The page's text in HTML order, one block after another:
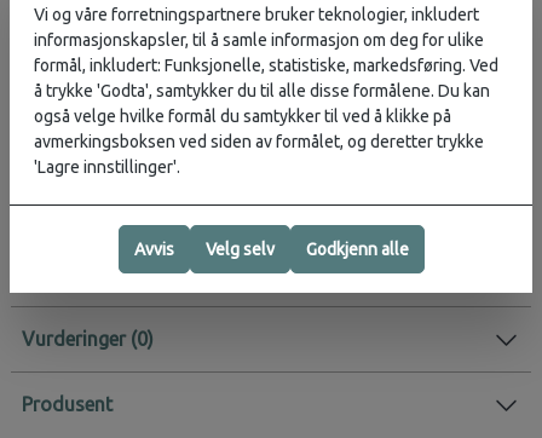
Tumbler. Enkel å ta av og på, og tåler oppvaskmaskin.
Egenskaper:
Passer utvalgte Hydro Flask-modeller
Slitesterk silikon som beskytter mot støt og merker
Avtakbar og enkel å rengjøre
Tåler oppvaskmaskin
Hverdag
Vurderinger
Produsent
Vi og våre forretningspartnere bruker teknologier, inkludert
informasjonskapsler, til å samle informasjon om deg for ulike
formål, inkludert: Funksjonelle, statistiske, markedsføring. Ved
å trykke 'Godta', samtykker du til alle disse formålene. Du kan
også velge hvilke formål du samtykker til ved å klikke på
avmerkingsboksen ved siden av formålet, og deretter trykke
'Lagre innstillinger'.
Avvis Velg selv Godkjenn alle